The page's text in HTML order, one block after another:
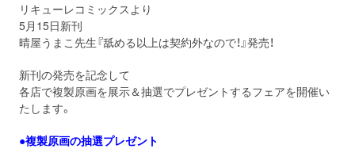
リキューレコミックスより
5月15日新刊
晴屋うまこ先生『舐める以上は契約外なので！』発売！
新刊の発売を記念して
各店で複製原画を展示＆抽選でプレゼントするフェアを開催い
たします。
●複製原画の抽選プレゼント